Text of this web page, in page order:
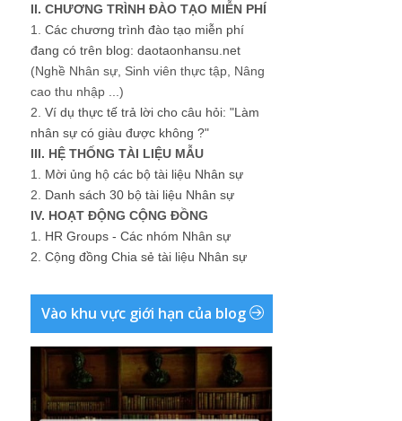
II. CHƯƠNG TRÌNH ĐÀO TẠO MIỄN PHÍ
1. Các chương trình đào tạo miễn phí
đang có trên blog: daotaonhansu.net
(Nghề Nhân sự, Sinh viên thực tập, Nâng
cao thu nhập ...)
2. Ví dụ thực tế trả lời cho câu hỏi: "Làm
nhân sự có giàu được không ?"
III. HỆ THỐNG TÀI LIỆU MẪU
1. Mời ủng hộ các bộ tài liệu Nhân sự
2. Danh sách 30 bộ tài liệu Nhân sự
IV. HOẠT ĐỘNG CỘNG ĐỒNG
1. HR Groups - Các nhóm Nhân sự
2. Cộng đồng Chia sẻ tài liệu Nhân sự
Vào khu vực giới hạn của blog